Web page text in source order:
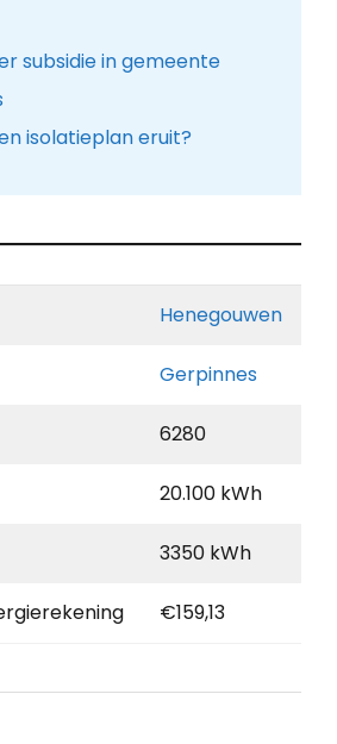
subsidie in gemeente
isolatieplan eruit?
Henegouwen
Gerpinnes
6280
20.100 kWh
3350 kWh
€159,13